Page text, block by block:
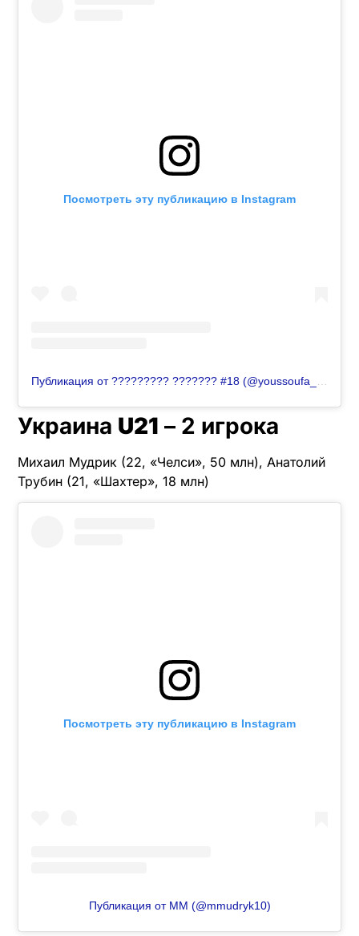
Посмотреть эту публикацию в Instagram
Публикация от ????????? ??????? #18 (@youssoufa_10)
Украина U21 – 2 игрока
Михаил Мудрик (22, «Челси», 50 млн), Анатолий
Трубин (21, «Шахтер», 18 млн)
Посмотреть эту публикацию в Instagram
Публикация от МM (@mmudryk10)